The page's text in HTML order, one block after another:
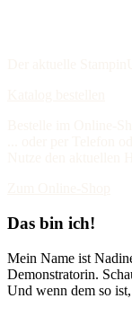
Das bin ich!
Mein Name ist
Demonstratorin.
Und wenn dem so